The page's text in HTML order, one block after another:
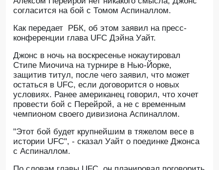
согласится на бой с Томом Аспиналлом.
Как передает РБК, об этом заявил на пресс-
конференции глава UFC Дэйна Уайт.
Джонс в ночь на воскресенье нокаутировал
Стипе Миочича на турнире в Нью-Йорке,
защитив титул, после чего заявил, что может
остаться в UFC, если договорится о новых
условиях. Ранее американец говорил, что хочет
провести бой с Перейрой, а не с временным
чемпионом своего дивизиона Аспиналлом.
"Этот бой будет крупнейшим в тяжелом весе в
истории UFC", - сказал Уайт о поединке Джонса
с Аспиналлом.